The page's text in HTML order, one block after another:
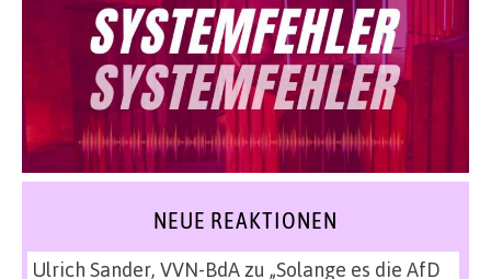
NEUE REAKTIONEN
Ulrich Sander, VVN-BdAzu „Solange es die AfD